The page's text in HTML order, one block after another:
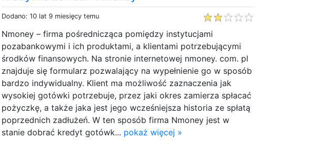
Dodano: 10 lat 9 miesięcy temu
Nmoney – firma pośrednicząca pomiędzy instytucjami
pozabankowymi i ich produktami, a klientami potrzebującymi
środków finansowych. Na stronie internetowej nmoney. com. pl
znajduje się formularz pozwalający na wypełnienie go w sposób
bardzo indywidualny. Klient ma możliwość zaznaczenia jak
wysokiej gotówki potrzebuje, przez jaki okres zamierza spłacać
pożyczkę, a także jaka jest jego wcześniejsza historia ze spłatą
poprzednich zadłużeń. W ten sposób firma Nmoney jest w
stanie dobrać kredyt gotówk... pokaż więcej »